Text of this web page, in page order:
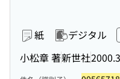
紙 デジタル
小松章 著新世社2000.3